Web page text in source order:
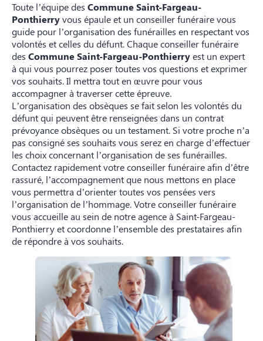
Toute l’équipe des Commune Saint-Fargeau-
Ponthierryvous épaule et un conseiller funéraire vous
guide pour l’organisation des funérailles en respectant vos
volontés et celles du défunt. Chaque conseiller funéraire
des Commune Saint-Fargeau-Ponthierryest un expert
à qui vous pourrez poser toutes vos questions et exprimer
vos souhaits. Il mettra tout en œuvre pour vous
accompagner à traverser cette épreuve.
L’organisation des obsèques se fait selon les volontés du
défunt qui peuvent être renseignées dans un contrat
prévoyance obsèques ou un testament. Si votre proche n’a
pas consigné ses souhaits vous serez en charge d’effectuer
les choix concernant l’organisation de ses funérailles.
Contactez rapidement votre conseiller funéraire afin d’être
rassuré, l’accompagnement que nous mettons en place
vous permettra d’orienter toutes vos pensées vers
l’organisation de l’hommage. Votre conseiller funéraire
vous accueille au sein de notre agence à Saint-Fargeau-
Ponthierry et coordonne l’ensemble des prestataires afin
de répondre à vos souhaits.